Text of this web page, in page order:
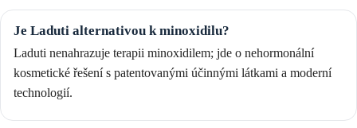
Je Laduti alternativou k minoxidilu?
Laduti nenahrazuje terapii minoxidilem; jde o ne­hormonální
kosmetické řešení s patentovanými účinnými látkami a moderní
technologií.